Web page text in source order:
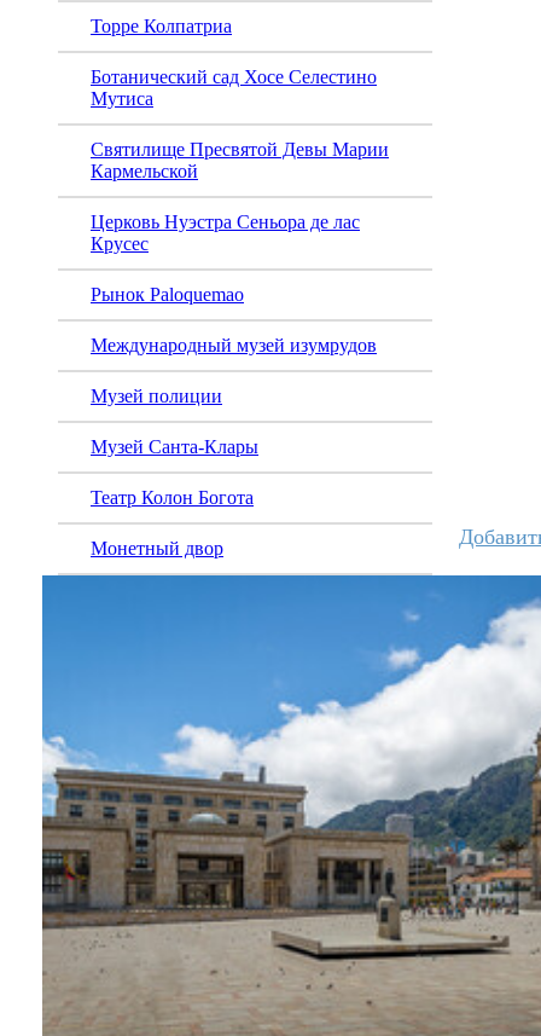
Торре Колпатриа
Ботанический сад Хосе Селестино
Мутиса
Святилище Пресвятой Девы Марии
Кармельской
Церковь Нуэстра Сеньора де лас
Крусес
Рынок Paloquemao
Международный музей изумрудов
Музей полиции
Музей Санта-Клары
Театр Колон Богота
Монетный двор
Изменить